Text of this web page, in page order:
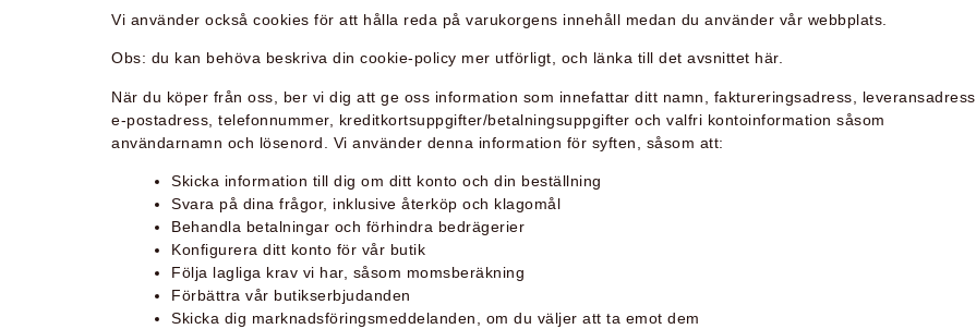
Vi använder också cookies för att hålla reda på varukorgens innehåll medan du använder vår webbplats.
Obs: du kan behöva beskriva din cookie-policy mer utförligt, och länka till det avsnittet här.
När du köper från oss, ber vi dig att ge oss information som innefattar ditt namn, faktureringsadress, leveransadress,
e-postadress, telefonnummer, kreditkortsuppgifter/betalningsuppgifter och valfri kontoinformation såsom
användarnamn och lösenord. Vi använder denna information för syften, såsom att:
Skicka information till dig om ditt konto och din beställning
Svara på dina frågor, inklusive återköp och klagomål
Behandla betalningar och förhindra bedrägerier
Konfigurera ditt konto för vår butik
Följa lagliga krav vi har, såsom momsberäkning
Förbättra vår butikserbjudanden
Skicka dig marknadsföringsmeddelanden, om du väljer att ta emot dem